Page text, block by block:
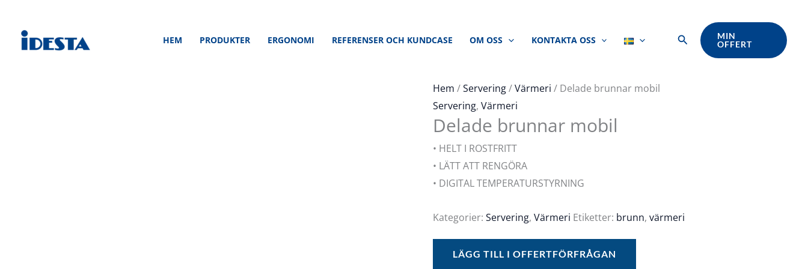
innehåll
HEM PRODUKTER ERGONOMI REFERENSER OCH KUNDCASE OM OSS KONTAKTA OSS Sök
MIN
OFFERT
Hem /Servering/Värmeri / Delade brunnar mobil
Servering, Värmeri
Delade brunnar mobil
• HELT I ROSTFRITT
• LÄTT ATT RENGÖRA
• DIGITAL TEMPERATURSTYRNING
Kategorier: Servering, Värmeri Etiketter: brunn, värmeri
LÄGG TILL I OFFERTFÖRFRÅGAN